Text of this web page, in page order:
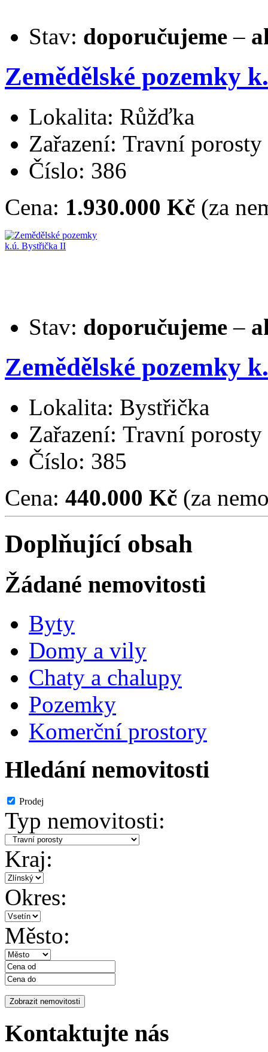
Stav: doporučujeme –
Zemědělské pozemky
Lokalita: Růžďka
Zařazení: Travní porosty
Číslo: 386
Cena: 1.930.000 Kč (za
Stav: doporučujeme –
Zemědělské pozemky
Lokalita: Bystřička
Zařazení: Travní porosty
Číslo: 385
Cena: 440.000 Kč (za
Doplňující obsah
Žádané nemovitosti
Byty
Domy a vily
Chaty a chalupy
Pozemky
Komerční prostory
Hledání nemovitosti
Prodej
Typ nemovitosti:
Kraj:
Okres:
Město:
Kontaktujte nás